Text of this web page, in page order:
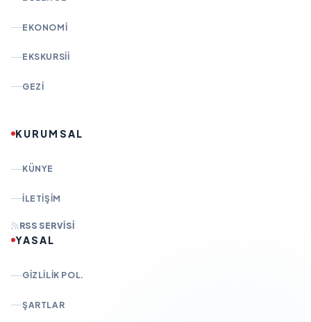
EKONOMI
EKSKURSII
GEZI
KURUMSAL
KÜNYE
İLETIŞIM
RSS SERVISI
YASAL
GIZLILIK POL.
ŞARTLAR